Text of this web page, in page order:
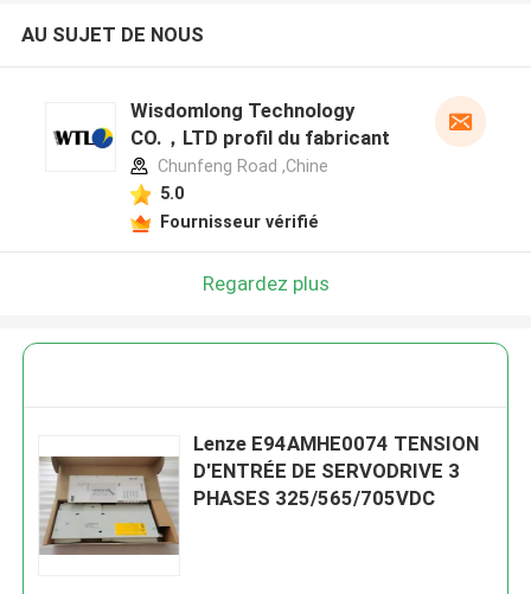
AU SUJET DE NOUS
Wisdomlong Technology
CO.，LTD profil du fabricant
Chunfeng Road ,Chine
5.0
Fournisseur vérifié
Regardez plus
Lenze E94AMHE0074 TENSION
D'ENTRÉE DE SERVODRIVE 3
PHASES 325/565/705VDC